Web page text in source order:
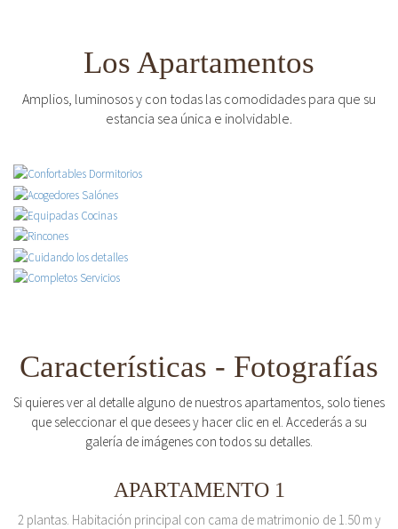
Los Apartamentos
Amplios, luminosos y con todas las comodidades para que su
estancia sea única e inolvidable.
Características - Fotografías
Si quieres ver al detalle alguno de nuestros apartamentos, solo tienes
que seleccionar el que desees y hacer clic en el. Accederás a su
galería de imágenes con todos su detalles.
APARTAMENTO 1
2 plantas. Habitación principal con cama de matrimonio de 1.50 m y